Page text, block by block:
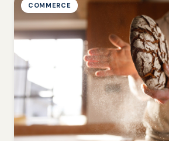
COMMERCE